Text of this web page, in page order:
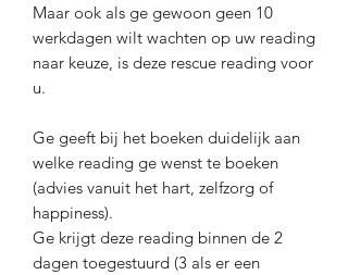
Maar ook als ge gewoon geen 10
werkdagen wilt wachten op uw reading
naar keuze, is deze rescue reading voor
u.
Ge geeft bij het boeken duidelijk aan
welke reading ge wenst te boeken
(advies vanuit het hart, zelfzorg of
happiness).
Ge krijgt deze reading binnen de 2
dagen toegestuurd (3 als er een